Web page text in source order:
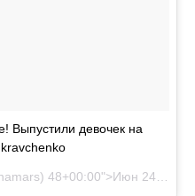
Выпустили девочек на
48+00:00">Июн 24 2017 в 5:25 PDT